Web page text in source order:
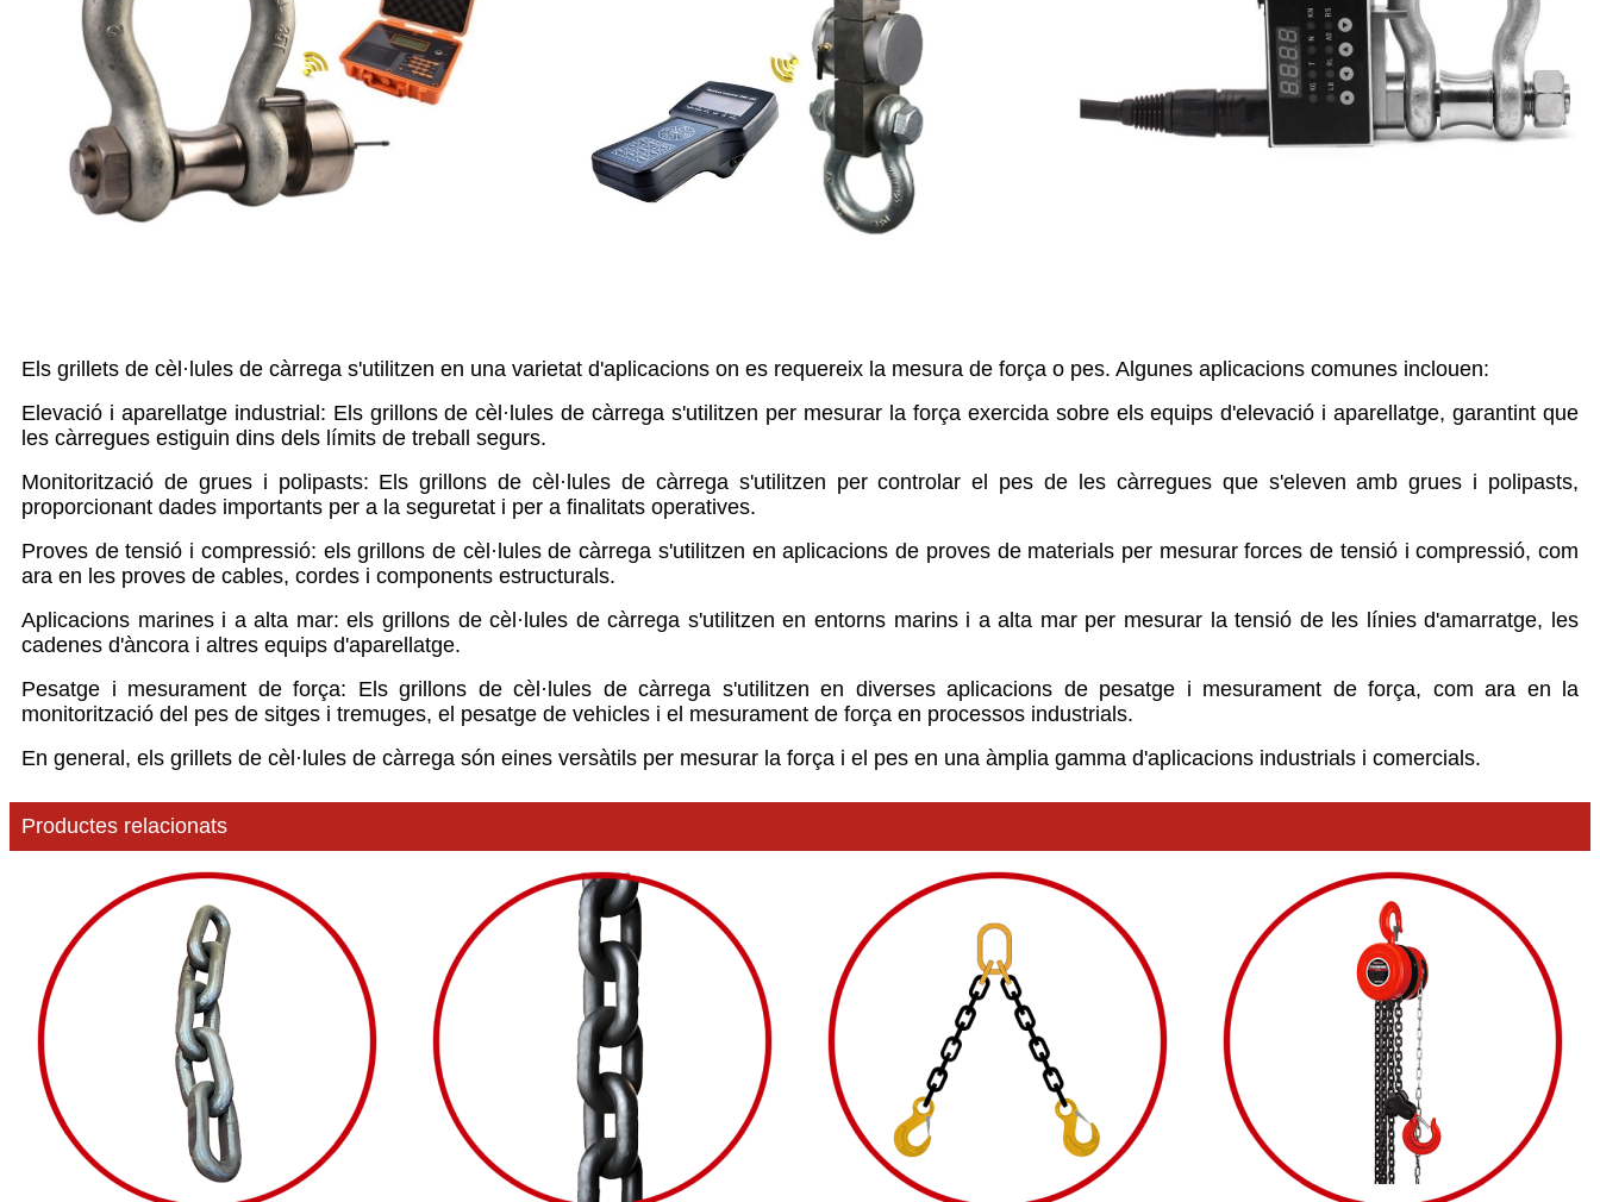
Els grillets de cèl·lules de càrrega s'utilitzen en una varietat d'aplicacions on es requereix la mesura de força o pes. Algunes aplicacions comunes inclouen:
Elevació i aparellatge industrial: Els grillons de cèl·lules de càrrega s'utilitzen per mesurar la força exercida sobre els equips d'elevació i aparellatge, garantint que
les càrregues estiguin dins dels límits de treball segurs.
Monitorització de grues i polipasts: Els grillons de cèl·lules de càrrega s'utilitzen per controlar el pes de les càrregues que s'eleven amb grues i polipasts,
proporcionant dades importants per a la seguretat i per a finalitats operatives.
Proves de tensió i compressió: els grillons de cèl·lules de càrrega s'utilitzen en aplicacions de proves de materials per mesurar forces de tensió i compressió, com
ara en les proves de cables, cordes i components estructurals.
Aplicacions marines i a alta mar: els grillons de cèl·lules de càrrega s'utilitzen en entorns marins i a alta mar per mesurar la tensió de les línies d'amarratge, les
cadenes d'àncora i altres equips d'aparellatge.
Pesatge i mesurament de força: Els grillons de cèl·lules de càrrega s'utilitzen en diverses aplicacions de pesatge i mesurament de força, com ara en la
monitorització del pes de sitges i tremuges, el pesatge de vehicles i el mesurament de força en processos industrials.
En general, els grillets de cèl·lules de càrrega són eines versàtils per mesurar la força i el pes en una àmplia gamma d'aplicacions industrials i comercials.
Productes relacionats